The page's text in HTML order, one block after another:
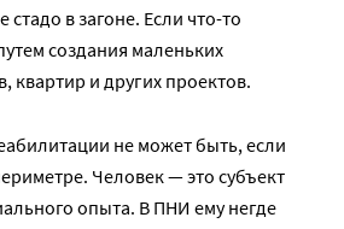
в загоне. Если что-то
создания маленьких
квартир и других проектов.
не может быть, если
Человек — это субъект
опыта. В ПНИ ему негде